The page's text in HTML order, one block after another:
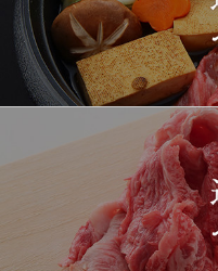
2026-
03-15
1435
2026-
03-15